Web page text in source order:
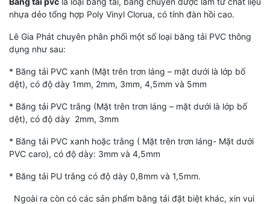
nhựa dẻo tổng hợp Poly Vinyl Clorua, có tính đàn hồi cao.
Lê Gia Phát chuyên phân phối một số loại băng tải PVC thông
dụng như sau:
* Băng tải PVC xanh (Mặt trên trơn láng – mặt dưới là lớp bố
dệt), có độ dày 1mm, 2mm, 3mm, 4,5mm và 5mm
* Băng tải PVC trắng (Mặt trên trơn láng – mặt dưới là lớp bố
dệt), có độ dày 2mm, 3mm
* Băng tải PVC xanh hoặc trắng ( Mặt trên trơn láng- Mặt dưới
PVC caro), có độ dày: 3mm và 4,5mm
* Băng tải PU trắng có độ dày 0,8mm và 1,5mm.
Ngoài ra còn có các sản phẩm băng tải đặt biệt khác, xin vui